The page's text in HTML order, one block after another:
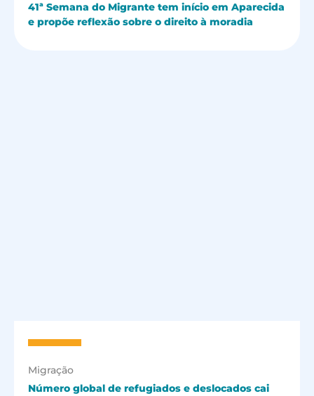
41ª Semana do Migrante tem início em Aparecida
e propõe reflexão sobre o direito à moradia
Migração
Número global de refugiados e deslocados cai